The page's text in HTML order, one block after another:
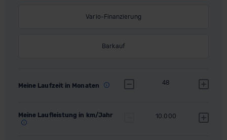
Vario-Finanzierung
Barkauf
Meine Laufzeit in Monaten 48
Meine Laufleistung in km/Jahr 10.000